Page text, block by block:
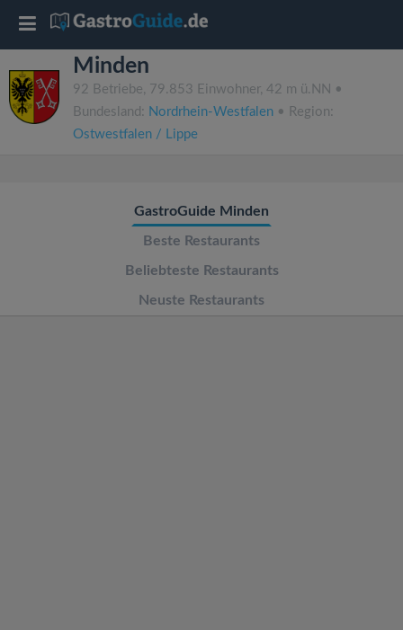
Minden
92 Betriebe, 79.853 Einwohner, 42 m ü.NN •
Bundesland: Nordrhein-Westfalen • Region:
Ostwestfalen / Lippe
GastroGuide Minden
Beste Restaurants
Beliebteste Restaurants
Neuste Restaurants
T
o